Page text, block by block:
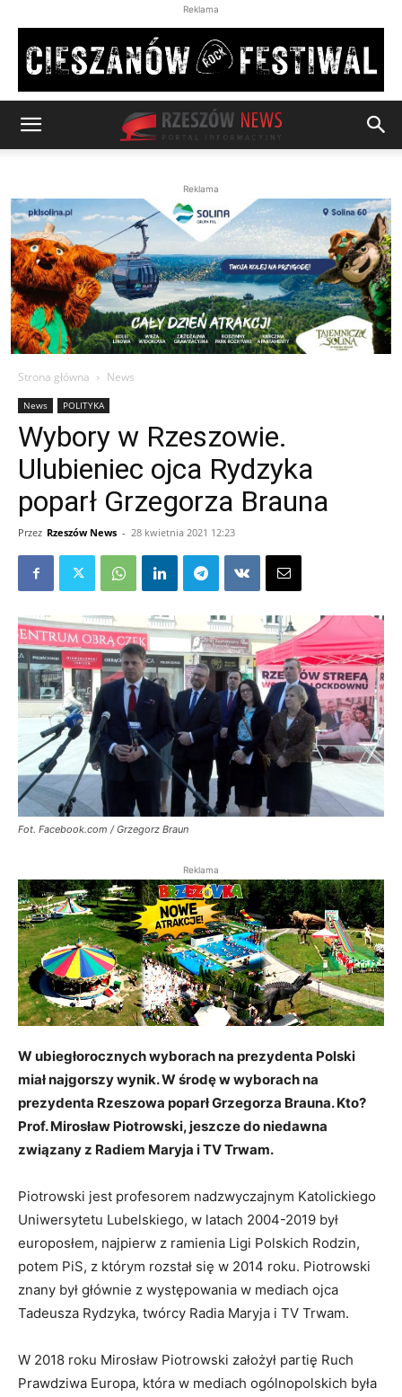
Reklama
Reklama
Strona główna News
News POLITYKA
Wybory w Rzeszowie.
Ulubieniec ojca Rydzyka
poparł Grzegorza Brauna
Przez Rzeszów News - 28 kwietnia 2021 12:23
Fot. Facebook.com / Grzegorz Braun
Reklama
W ubiegłorocznych wyborach na prezydenta Polski
miał najgorszy wynik. W środę w wyborach na
prezydenta Rzeszowa poparł Grzegorza Brauna. Kto?
Prof. Mirosław Piotrowski, jeszcze do niedawna
związany z Radiem Maryja i TV Trwam.
Piotrowski jest profesorem nadzwyczajnym Katolickiego
Uniwersytetu Lubelskiego, w latach 2004-2019 był
europosłem, najpierw z ramienia Ligi Polskich Rodzin,
potem PiS, z którym rozstał się w 2014 roku. Piotrowski
znany był głównie z występowania w mediach ojca
Tadeusza Rydzyka, twórcy Radia Maryja i TV Trwam.
W 2018 roku Mirosław Piotrowski założył partię Ruch
Prawdziwa Europa, która w mediach ogólnopolskich była